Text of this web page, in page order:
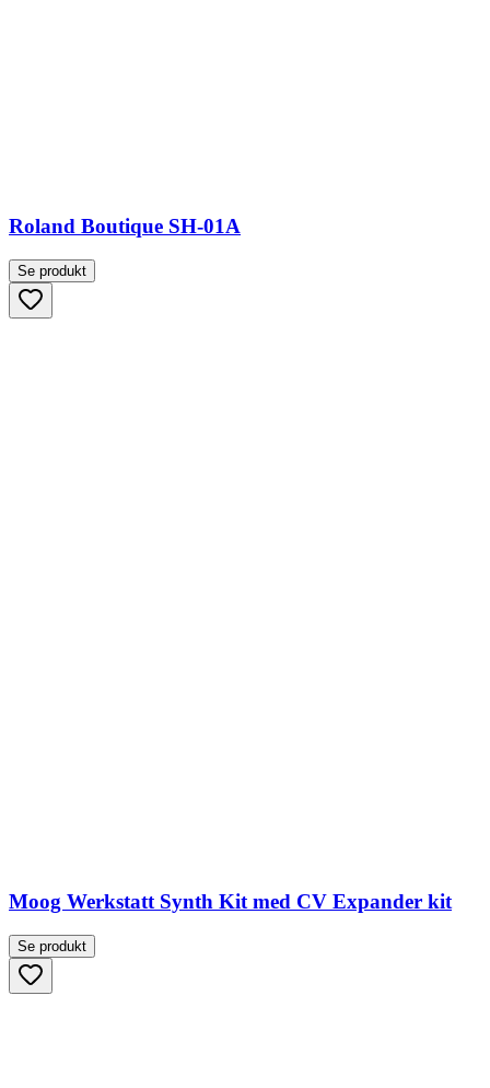
Roland Boutique SH-01A
Se produkt
Moog Werkstatt Synth Kit med CV Expander kit
Se produkt